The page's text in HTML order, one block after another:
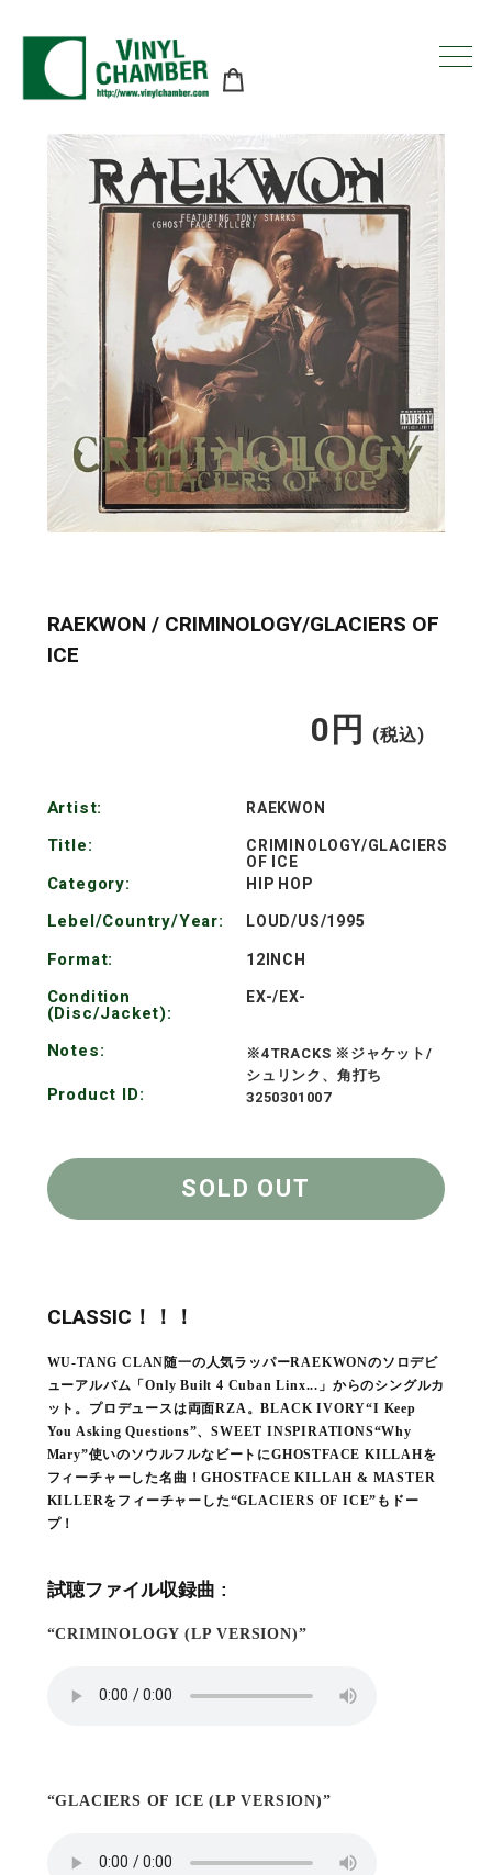
RAEKWON / CRIMINOLOGY/GLACIERS OF
ICE
価
0円 (税込)
Artist: RAEKWON
Title: CRIMINOLOGY/GLACIERS
OF ICE
Category: HIP HOP
Lebel/Country/Year: LOUD/US/1995
Format: 12INCH
Condition
(Disc/Jacket):
EX-/EX-
Notes:
※4TRACKS ※ジャケット/
シュリンク、角打ち
Product ID: 3250301007
SOLD OUT
CLASSIC！！！
WU-TANG CLAN随一の人気ラッパーRAEKWONのソロデビ
ューアルバム「Only Built 4 Cuban Linx...」からのシングルカ
ット。プロデュースは両面RZA。BLACK IVORY“I Keep
You Asking Questions”、SWEET INSPIRATIONS“Why
Mary”使いのソウルフルなビートにGHOSTFACE KILLAHを
フィーチャーした名曲！GHOSTFACE KILLAH & MASTER
KILLERをフィーチャーした“GLACIERS OF ICE”もドー
プ！
試聴ファイル収録曲 :
“CRIMINOLOGY (LP VERSION)”
“GLACIERS OF ICE (LP VERSION)”